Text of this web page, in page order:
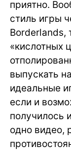
приятно.
стиль игры
Borderlands,
«кислотных
выпускать
идеальные
если и
получилось
одно видео,